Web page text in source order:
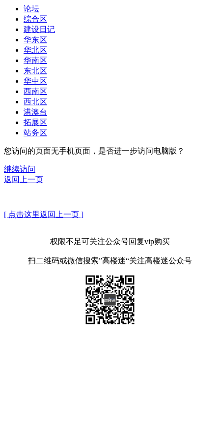
论坛
综合区
建设日记
华东区
华北区
华南区
东北区
华中区
西南区
西北区
港澳台
拓展区
站务区
您访问的页面无手机页面，是否进一步访问电脑版？
继续访问
返回上一页
[ 点击这里返回上一页 ]
权限不足可关注公众号回复vip购买
扫二维码或微信搜索”高楼迷“关注高楼迷公众号